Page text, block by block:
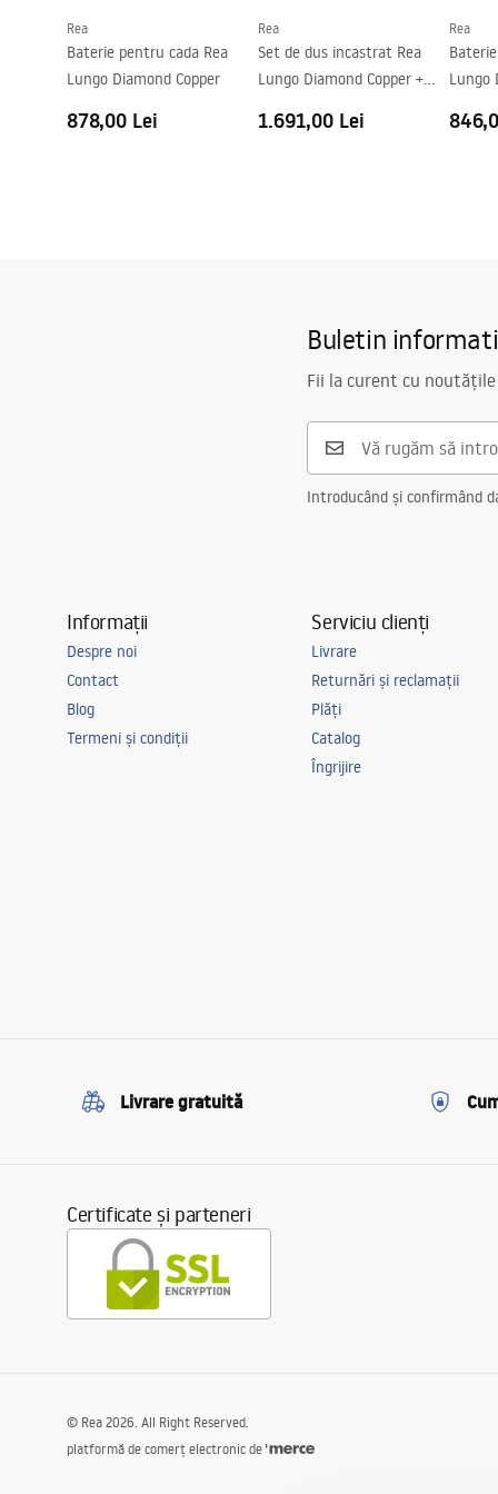
Garantie
5 ani
Rea
Baterie pentru cada Rea
Lungo Diamond Copper
878,00 Lei
Rea
Set de dus incastrat Rea
Lungo Diamond Copper +
1.691,00 Lei
Rea
Lungo
Buletin
Fii la curent cu
Introducând și confirmând
Informații
Despre noi
Contact
Blog
Termeni și condiții
Serviciu clienți
Livrare
Returnări și reclamații
Plăți
Catalog
Îngrijire
Livrare gratuită
Certificate și parteneri
© Rea 2026. All Right Reserved.
platformă de comerț electronic de